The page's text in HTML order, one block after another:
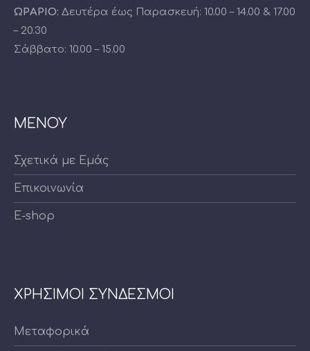
ΩΡΑΡΙΟ: Δευτέρα έως Παρασκευή: 10.00 – 14.00 & 17.00
– 20.30
Σάββατο: 10.00 – 15.00
ΜΕΝΟΥ
Σχετικά με Εμάς
Επικοινωνία
E-shop
ΧΡΗΣΙΜΟΙ ΣΥΝΔΕΣΜΟΙ
Μεταφορικά